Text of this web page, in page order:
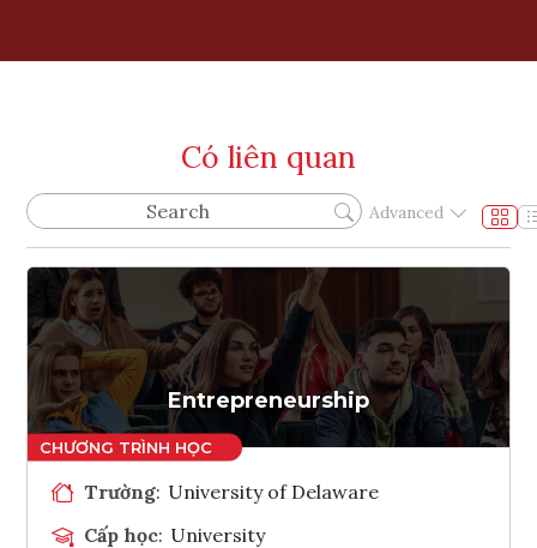
Có liên quan
Advanced
Entrepreneurship
Trường: University of Delaware
Cấp học: University